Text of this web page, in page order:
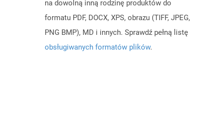
na dowolną inną rodzinę produktów do
formatu PDF, DOCX, XPS, obrazu (TIFF, JPEG,
PNG BMP), MD i innych. Sprawdź pełną listę
obsługiwanych formatów plików.